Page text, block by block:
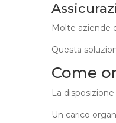
Molte aziende
Questa
Come
La
Un carico